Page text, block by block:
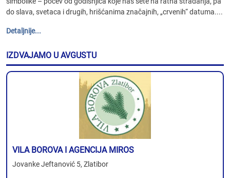
do slava, svetaca i drugih, hrišćanima značajnih, „crvenih“ datuma....
Detaljnije...
IZDVAJAMO U AVGUSTU
VILA BOROVA I AGENCIJA MIROS
Jovanke Jeftanović 5, Zlatibor